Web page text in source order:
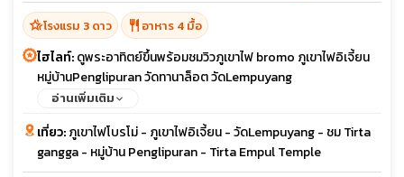
hotel_classโรงแรม 3 ดาว restaurant อาหาร 4 มื้อ
ไฮไลท์:ดูพระอาทิตย์ขึ้นพร้อมชมวิวภูเขาไฟ bromo ภูเขาไฟอิเจี้ยน
หมู่บ้านPenglipuran วัดทานาล็อต วัดLempuyang
อ่านเพิ่มเติม
เที่ยว:ภูเขาไฟโบรโม่ - ภูเขาไฟอิเจี้ยน - วัดLempuyang - ชม Tirta
gangga - หมู่บ้าน Penglipuran - Tirta Empul Temple